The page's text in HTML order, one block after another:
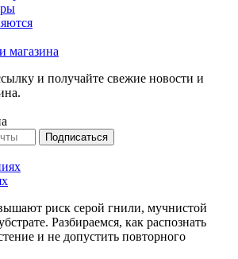
магазина
и получайте свежие новости и
риск серой гнили, мучнистой
Разбираемся, как распознать
и не допустить повторного